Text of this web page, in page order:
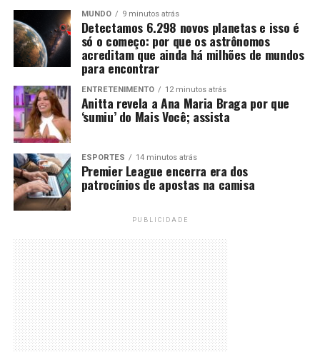
MUNDO 9 minutos atrás
Detectamos 6.298 novos planetas e isso é
só o começo: por que os astrônomos
acreditam que ainda há milhões de mundos
para encontrar
ENTRETENIMENTO 12 minutos atrás
Anitta revela a Ana Maria Braga por que
‘sumiu’ do Mais Você; assista
ESPORTES 14 minutos atrás
Premier League encerra era dos
patrocínios de apostas na camisa
PUBLICIDADE